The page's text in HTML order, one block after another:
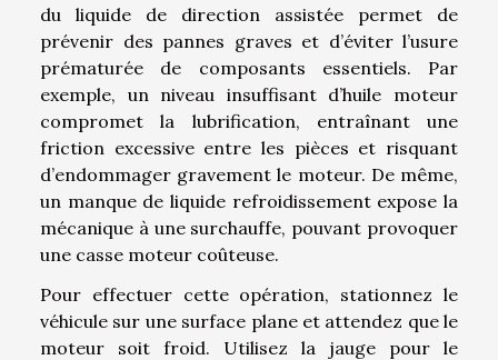
du liquide de direction assistée permet de
prévenir des pannes graves et d’éviter l’usure
prématurée de composants essentiels. Par
exemple, un niveau insuffisant d’huile moteur
compromet la lubrification, entraînant une
friction excessive entre les pièces et risquant
d’endommager gravement le moteur. De même,
un manque de liquide refroidissement expose la
mécanique à une surchauffe, pouvant provoquer
une casse moteur coûteuse.
Pour effectuer cette opération, stationnez le
véhicule sur une surface plane et attendez que le
moteur soit froid. Utilisez la jauge pour le